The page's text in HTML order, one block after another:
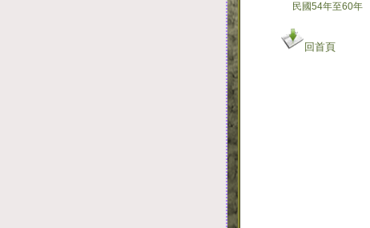
民國54年至60年
回首頁